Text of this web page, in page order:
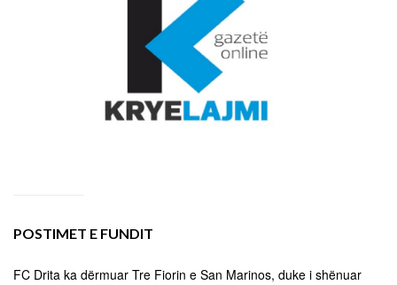
POSTIMET E FUNDIT
FC Drita ka dërmuar Tre Fiorin e San Marinos, duke i shënuar